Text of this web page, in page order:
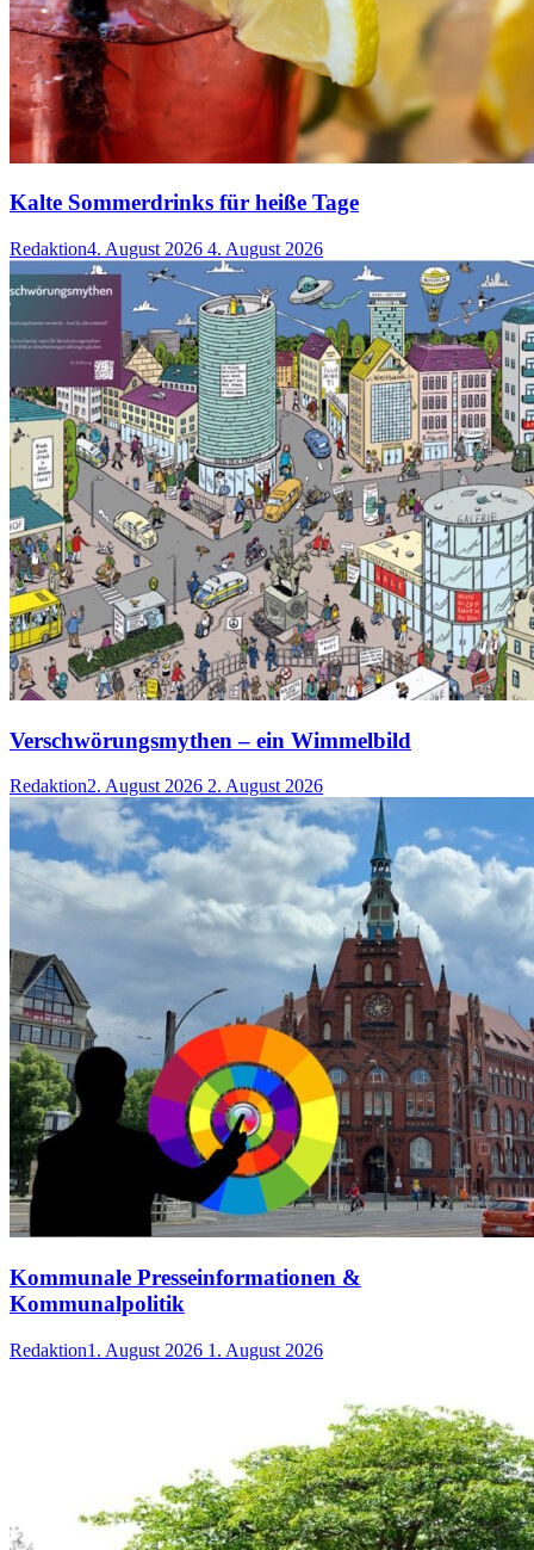
Kalte Sommerdrinks für heiße Tage
Redaktion4. August 2026 4. August 2026
Verschwörungsmythen – ein Wimmelbild
Redaktion2. August 2026 2. August 2026
Kommunale Presseinformationen &
Kommunalpolitik
Redaktion1. August 2026 1. August 2026